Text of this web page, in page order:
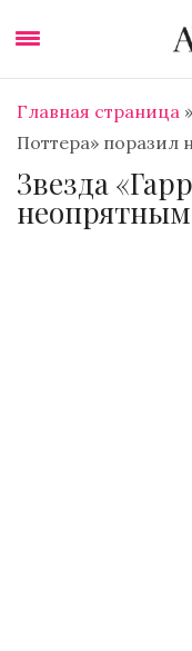
Главная страница »
Поттера» поразил
Звезда